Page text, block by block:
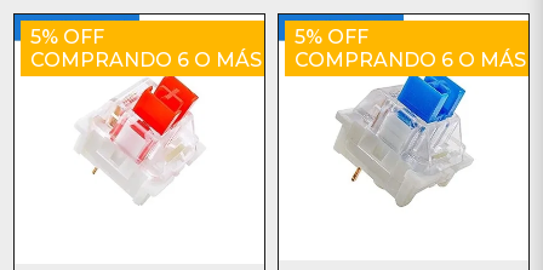
5% OFF
COMPRANDO 6 O MÁS
5% OFF
COMPRANDO 6 O MÁS